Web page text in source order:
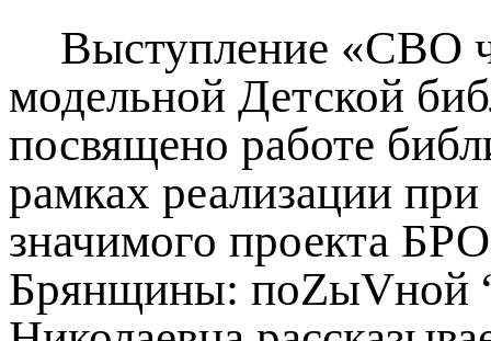
Выступление «СВО
модельной Детской
посвящено работе
рамках реализации
значимого проекта
Брянщины: поZыVной